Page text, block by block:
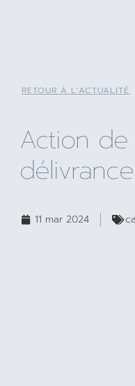
RETOUR À L'ACTUALITÉ
Action
délivrance
11 mar 2024